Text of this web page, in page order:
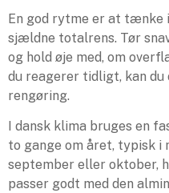
En god rytme er at
sjældne totalrens. Tør
og hold øje med, om
du reagerer tidligt, kan du
rengøring.
I dansk klima bruges en
to gange om året, typisk
september eller oktober,
passer godt med den